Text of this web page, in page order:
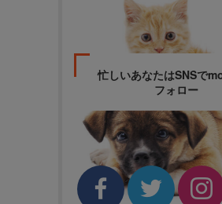
忙しいあなたはSNSで
フォロー